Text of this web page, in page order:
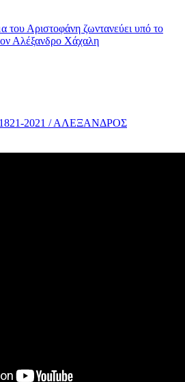
Αριστοφάνη ζωντανεύει υπό το
Αλέξανδρο Χάχαλη
2021 / ΑΛΕΞΑΝΔΡΟΣ